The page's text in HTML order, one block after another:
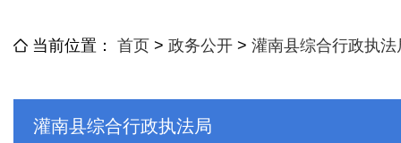
当前位置： 首页 > 政务公开 > 灌南县综合行政执法
灌南县综合行政执法局